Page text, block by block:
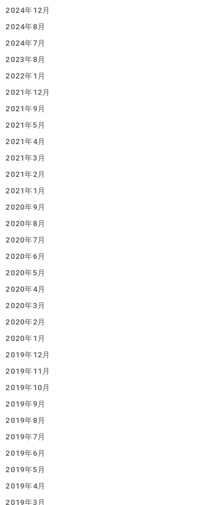
2024年12月
2024年8月
2024年7月
2023年8月
2022年1月
2021年12月
2021年9月
2021年5月
2021年4月
2021年3月
2021年2月
2021年1月
2020年9月
2020年8月
2020年7月
2020年6月
2020年5月
2020年4月
2020年3月
2020年2月
2020年1月
2019年12月
2019年11月
2019年10月
2019年9月
2019年8月
2019年7月
2019年6月
2019年5月
2019年4月
2019年3月